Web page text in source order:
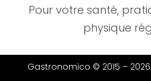
Pour votre santé,
physique
Gastronomico © 2015 –